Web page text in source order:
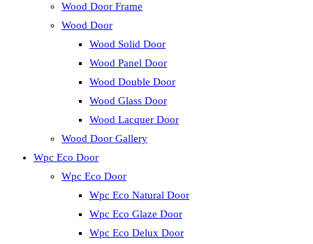
Wood Door Frame
Wood Door
Wood Solid Door
Wood Panel Door
Wood Double Door
Wood Glass Door
Wood Lacquer Door
Wood Door Gallery
Wpc Eco Door
Wpc Eco Door
Wpc Eco Natural Door
Wpc Eco Glaze Door
Wpc Eco Delux Door